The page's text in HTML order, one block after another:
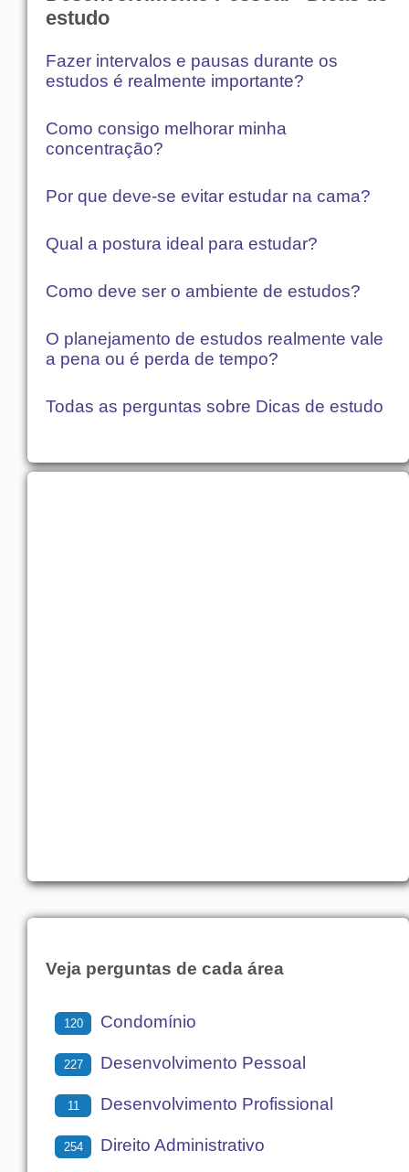
estudo
Fazer intervalos e pausas durante os
estudos é realmente importante?
Como consigo melhorar minha
concentração?
Por que deve-se evitar estudar na cama?
Qual a postura ideal para estudar?
Como deve ser o ambiente de estudos?
O planejamento de estudos realmente vale
a pena ou é perda de tempo?
Todas as perguntas sobre Dicas de estudo
Veja perguntas de cada área
120 Condomínio
227 Desenvolvimento Pessoal
11 Desenvolvimento Profissional
254 Direito Administrativo